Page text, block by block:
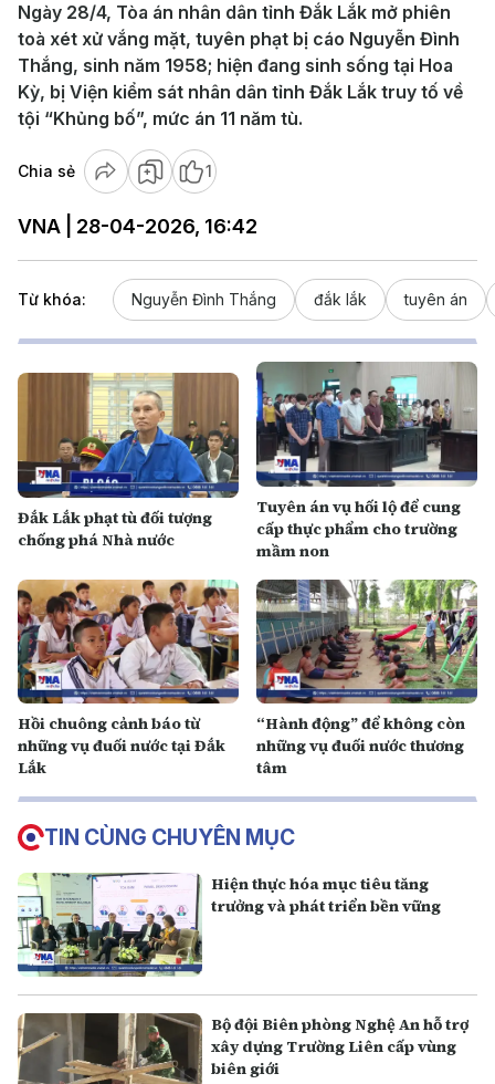
Ngày 28/4, Tòa án nhân dân tỉnh Đắk Lắk mở phiên
toà xét xử vắng mặt, tuyên phạt bị cáo Nguyễn Đình
Thắng, sinh năm 1958; hiện đang sinh sống tại Hoa
Kỳ, bị Viện kiểm sát nhân dân tỉnh Đắk Lắk truy tố về
tội “Khủng bố”, mức án 11 năm tù.
Chia sẻ 1
VNA | 28-04-2026, 16:42
Từ khóa: Nguyễn Đình Thắng đắk lắk tuyên án
Đắk Lắk phạt tù đối tượng
chống phá Nhà nước
Tuyên án vụ hối lộ để cung
cấp thực phẩm cho trường
mầm non
Hồi chuông cảnh báo từ
những vụ đuối nước tại Đắk
Lắk
“Hành động” để không còn
những vụ đuối nước thương
tâm
TIN CÙNG CHUYÊN MỤC
Hiện thực hóa mục tiêu tăng
trưởng và phát triển bền vững
Bộ đội Biên phòng Nghệ An hỗ trợ
xây dựng Trường Liên cấp vùng
biên giới